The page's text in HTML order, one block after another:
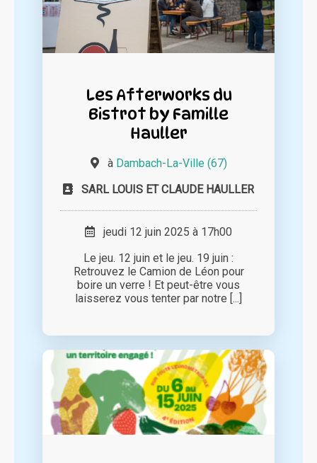
Les Afterworks du
Bistrot by Famille
Hauller
à Dambach-La-Ville (67)
SARL LOUIS ET CLAUDE HAULLER
jeudi 12 juin 2025 à 17h00
Le jeu. 12 juin et le jeu. 19 juin :
Retrouvez le Camion de Léon pour
boire un verre ! Et peut-être vous
laisserez vous tenter par notre [...]